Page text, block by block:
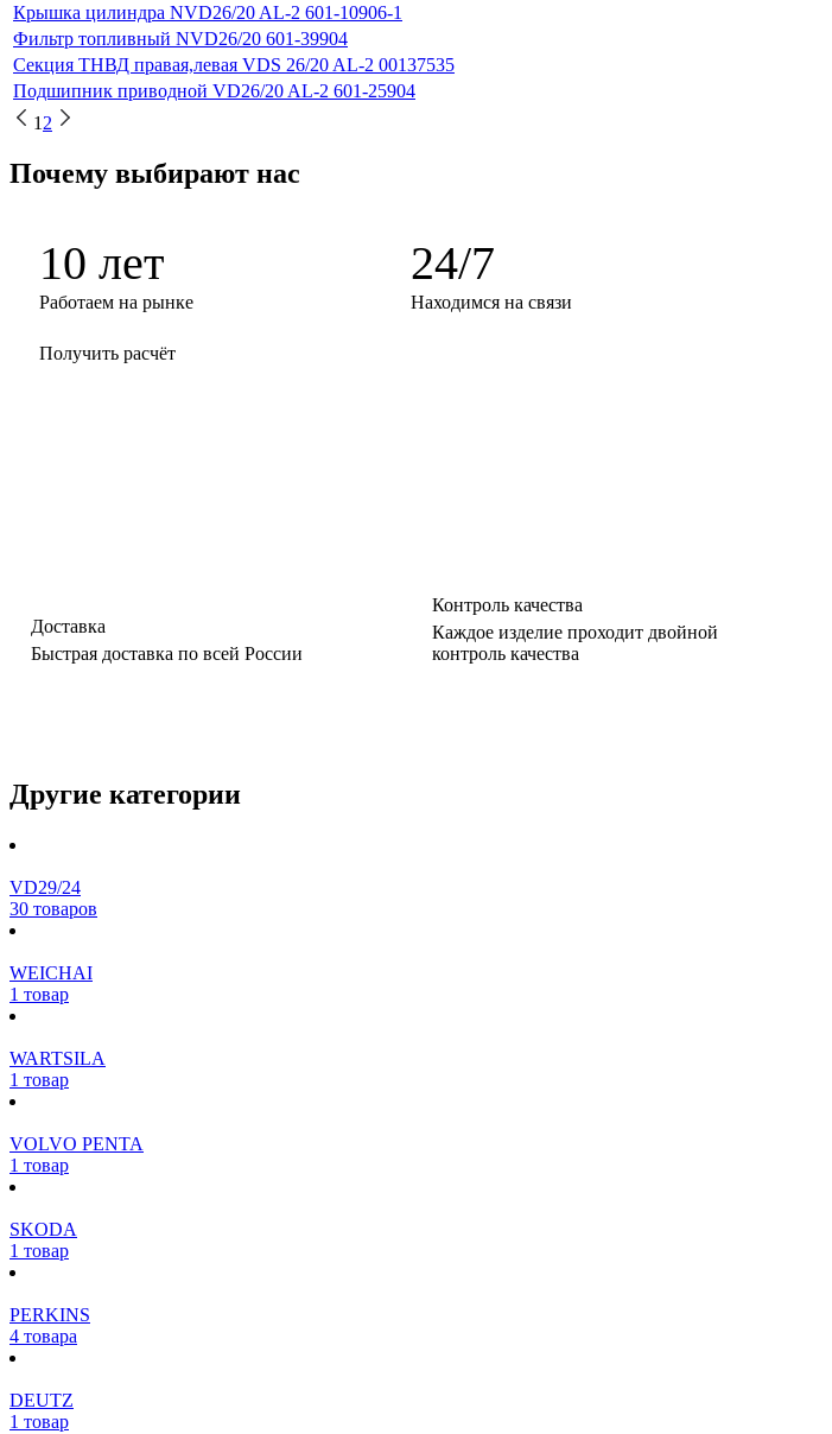
Крышка цилиндра NVD26/20 AL-2 601-10906-1
Фильтр топливный NVD26/20 601-39904
Секция ТНВД правая,левая VDS 26/20 AL-2 00137535
Подшипник приводной VD26/20 AL-2 601-25904
1 2
Почему выбирают нас
10 лет
Работаем на рынке
24/7
Находимся на связи
Получить расчёт
Доставка
Быстрая доставка по всей России
Контроль качества
Каждое изделие проходит двойной
контроль качества
Другие категории
VD29/24
30 товаров
WEICHAI
1 товар
WARTSILA
1 товар
VOLVO PENTA
1 товар
SKODA
1 товар
PERKINS
4 товара
DEUTZ
1 товар